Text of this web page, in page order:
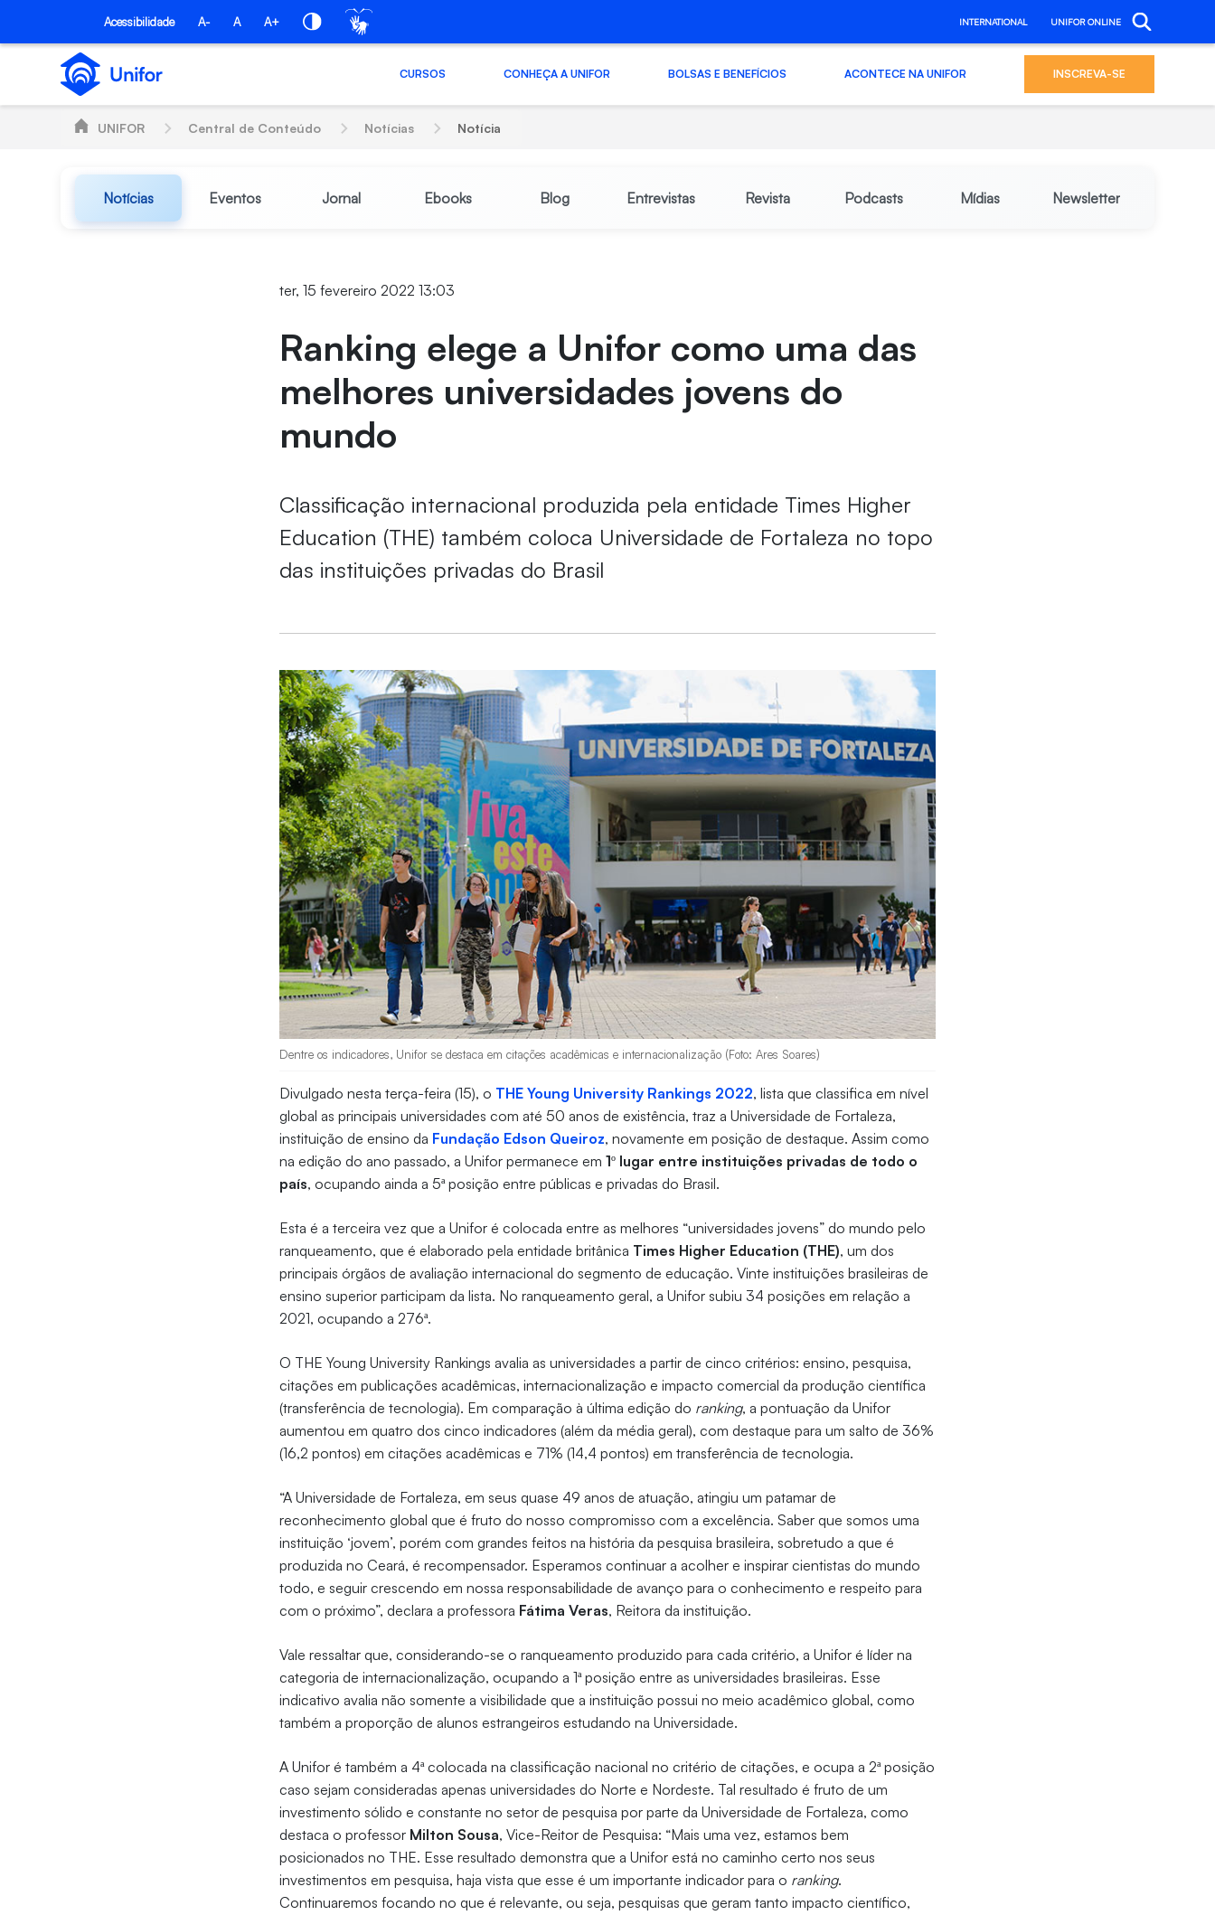
Pular para o Conteúdo principal
Acessibilidade A- A A+ INTERNATIONAL UNIFOR ONLINE
CURSOS CONHEÇA A UNIFOR BOLSAS E BENEFÍCIOS ACONTECE NA UNIFOR INSCREVA-SE
UNIFOR Central de Conteúdo Notícias Notícia
Notícias Eventos Jornal Ebooks Blog Entrevistas Revista Podcasts Mídias Newsletter
ter, 15 fevereiro 2022 13:03
Ranking elege a Unifor como uma das
melhores universidades jovens do
mundo
Classificação internacional produzida pela entidade Times Higher
Education (THE) também coloca Universidade de Fortaleza no topo
das instituições privadas do Brasil
Dentre os indicadores, Unifor se destaca em citações acadêmicas e internacionalização (Foto: Ares Soares)
Divulgado nesta terça-feira (15), o THE Young University Rankings 2022, lista que classifica em nível
global as principais universidades com até 50 anos de existência, traz a Universidade de Fortaleza,
instituição de ensino da Fundação Edson Queiroz, novamente em posição de destaque. Assim como
na edição do ano passado, a Unifor permanece em1º lugar entre instituições privadas de todo o
país, ocupando ainda a 5ª posição entre públicas e privadas do Brasil.
Esta é a terceira vez que a Unifor é colocada entre as melhores “universidades jovens” do mundo pelo
ranqueamento, que é elaborado pela entidade britânica Times Higher Education (THE), um dos
principais órgãos de avaliação internacional do segmento de educação. Vinte instituições brasileiras de
ensino superior participam da lista. No ranqueamento geral, a Unifor subiu 34 posições em relação a
2021, ocupando a 276ª.
O THE Young University Rankings avalia as universidades a partir de cinco critérios: ensino, pesquisa,
citações em publicações acadêmicas, internacionalização e impacto comercial da produção científica
(transferência de tecnologia). Em comparação à última edição do ranking, a pontuação da Unifor
aumentou em quatro dos cinco indicadores (além da média geral), com destaque para um salto de 36%
(16,2 pontos) em citações acadêmicas e 71% (14,4 pontos) em transferência de tecnologia.
“A Universidade de Fortaleza, em seus quase 49 anos de atuação, atingiu um patamar de
reconhecimento global que é fruto do nosso compromisso com a excelência. Saber que somos uma
instituição ‘jovem’, porém com grandes feitos na história da pesquisa brasileira, sobretudo a que é
produzida no Ceará, é recompensador. Esperamos continuar a acolher e inspirar cientistas do mundo
todo, e seguir crescendo em nossa responsabilidade de avanço para o conhecimento e respeito para
com o próximo”, declara a professora Fátima Veras, Reitora da instituição.
Vale ressaltar que, considerando-se o ranqueamento produzido para cada critério, a Unifor é líder na
categoria de internacionalização, ocupando a 1ª posição entre as universidades brasileiras. Esse
indicativo avalia não somente a visibilidade que a instituição possui no meio acadêmico global, como
também a proporção de alunos estrangeiros estudando na Universidade.
A Unifor é também a 4ª colocada na classificação nacional no critério de citações, e ocupa a 2ª posição
caso sejam consideradas apenas universidades do Norte e Nordeste. Tal resultado é fruto de um
investimento sólido e constante no setor de pesquisa por parte da Universidade de Fortaleza, como
destaca o professor Milton Sousa, Vice-Reitor de Pesquisa: “Mais uma vez, estamos bem
posicionados no THE. Esse resultado demonstra que a Unifor está no caminho certo nos seus
investimentos em pesquisa, haja vista que esse é um importante indicador para o ranking.
Continuaremos focando no que é relevante, ou seja, pesquisas que geram tanto impacto científico,